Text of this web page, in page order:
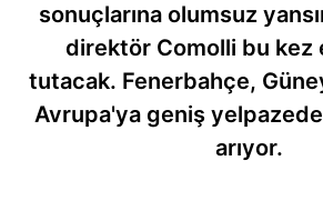
sonuçlarına olumsuz
direktör Comolli bu kez
tutacak. Fenerbahçe,
Avrupa'ya geniş yelpazede
arıyor.